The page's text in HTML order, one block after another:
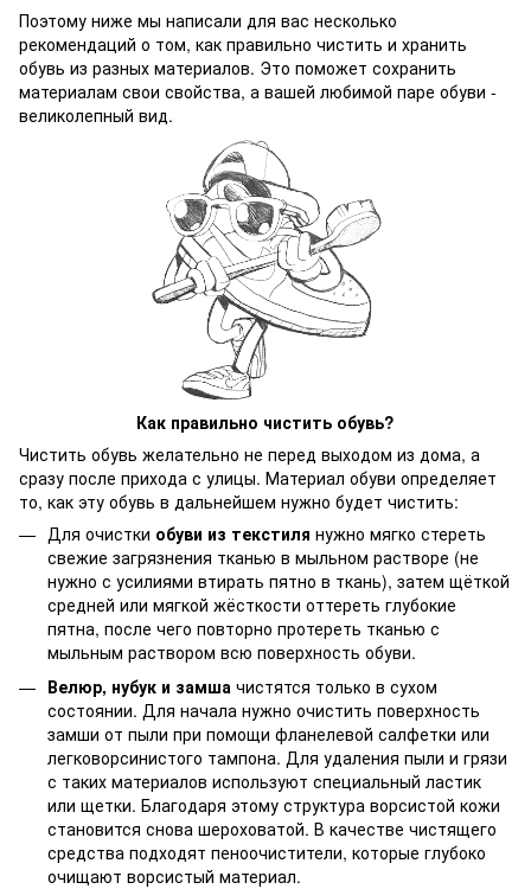
Поэтому ниже мы написали для вас несколько
рекомендаций о том, как правильно чистить и хранить
обувь из разных материалов. Это поможет сохранить
материалам свои свойства, а вашей любимой паре обуви -
великолепный вид.
Как правильно чистить обувь?
Чистить обувь желательно не перед выходом из дома, а
сразу после прихода с улицы. Материал обуви определяет
то, как эту обувь в дальнейшем нужно будет чистить:
Для очистки обуви из текстиля нужно мягко стереть
свежие загрязнения тканью в мыльном растворе (не
нужно с усилиями втирать пятно в ткань), затем щёткой
средней или мягкой жёсткости оттереть глубокие
пятна, после чего повторно протереть тканью с
мыльным раствором всю поверхность обуви.
Велюр, нубук и замша чистятся только в сухом
состоянии. Для начала нужно очистить поверхность
замши от пыли при помощи фланелевой салфетки или
легковорсинистого тампона. Для удаления пыли и грязи
с таких материалов используют специальный ластик
или щетки. Благодаря этому структура ворсистой кожи
становится снова шероховатой. В качестве чистящего
средства подходят пеноочистители, которые глубоко
очищают ворсистый материал.